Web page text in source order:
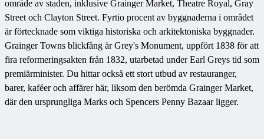
område av staden, inklusive Grainger Market, Theatre Royal, Gray
Street och Clayton Street. Fyrtio procent av byggnaderna i området
är förtecknade som viktiga historiska och arkitektoniska byggnader.
Grainger Towns blickfång är Grey's Monument, uppfört 1838 för att
fira reformeringsakten från 1832, utarbetad under Earl Greys tid som
premiärminister. Du hittar också ett stort utbud av restauranger,
barer, kaféer och affärer här, liksom den berömda Grainger Market,
där den ursprungliga Marks och Spencers Penny Bazaar ligger.